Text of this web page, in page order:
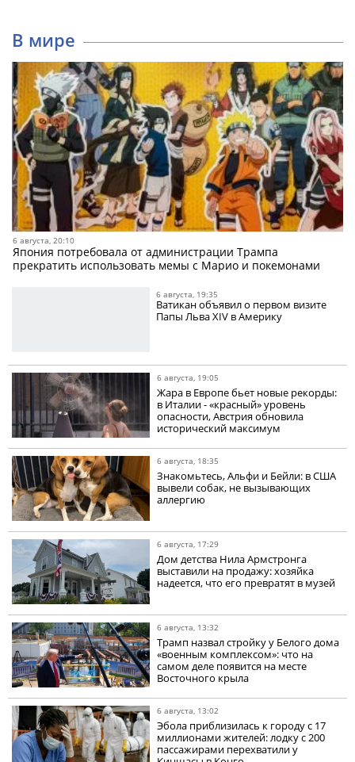
В мире
6 августа, 20:10
Япония потребовала от администрации Трампа
прекратить использовать мемы с Марио и покемонами
6 августа, 19:35
Ватикан объявил о первом визите
Папы Льва XIV в Америку
6 августа, 19:05
Жара в Европе бьет новые рекорды:
в Италии - «красный» уровень
опасности, Австрия обновила
исторический максимум
6 августа, 18:35
Знакомьтесь, Альфи и Бейли: в США
вывели собак, не вызывающих
аллергию
6 августа, 17:29
Дом детства Нила Армстронга
выставили на продажу: хозяйка
надеется, что его превратят в музей
6 августа, 13:32
Трамп назвал стройку у Белого дома
«военным комплексом»: что на
самом деле появится на месте
Восточного крыла
6 августа, 13:02
Эбола приблизилась к городу с 17
миллионами жителей: лодку с 200
пассажирами перехватили у